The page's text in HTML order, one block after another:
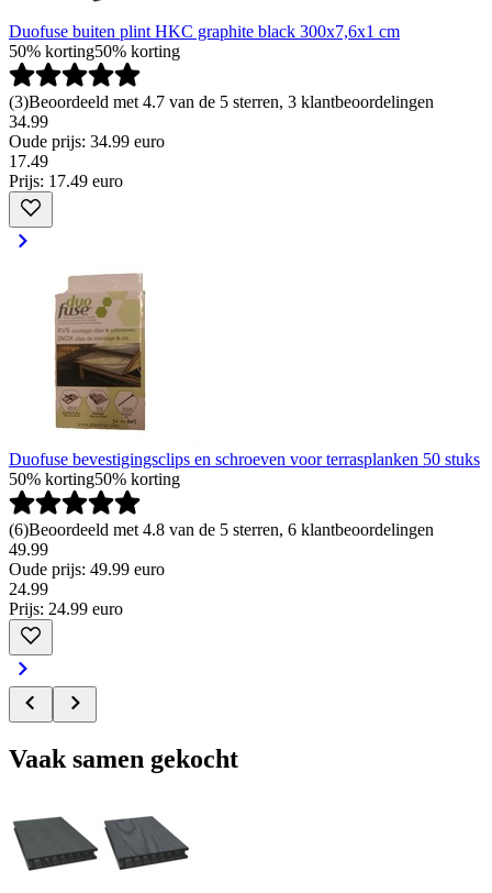
Duofuse buiten plint HKC graphite black 300x7,6x1 cm
50% korting50% korting
(3)Beoordeeld met 4.7 van de 5 sterren, 3 klantbeoordelingen
34.99
Oude prijs: 34.99 euro
17.49
Prijs: 17.49 euro
Duofuse bevestigingsclips en schroeven voor terrasplanken 50 stuks
50% korting50% korting
(6)Beoordeeld met 4.8 van de 5 sterren, 6 klantbeoordelingen
49.99
Oude prijs: 49.99 euro
24.99
Prijs: 24.99 euro
Vaak samen gekocht